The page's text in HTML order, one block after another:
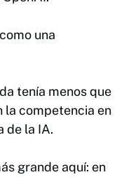
una
tenía menos que
la competencia en
de la IA.
grande aquí: en